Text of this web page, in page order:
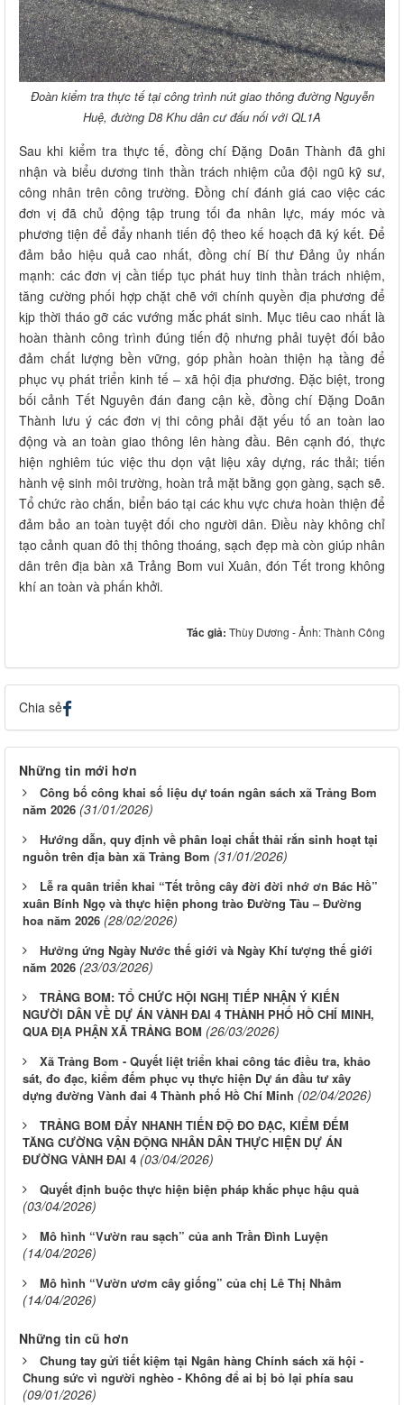
Đoàn kiểm tra thực tế tại công trình nút giao thông đường Nguyễn
Huệ, đường D8 Khu dân cư đấu nối với QL1A
Sau khi kiểm tra thực tế, đồng chí Đặng Doãn Thành đã ghi
nhận và biểu dương tinh thần trách nhiệm của đội ngũ kỹ sư,
công nhân trên công trường. Đồng chí đánh giá cao việc các
đơn vị đã chủ động tập trung tối đa nhân lực, máy móc và
phương tiện để đẩy nhanh tiến độ theo kế hoạch đã ký kết. Để
đảm bảo hiệu quả cao nhất, đồng chí Bí thư Đảng ủy nhấn
mạnh: các đơn vị cần tiếp tục phát huy tinh thần trách nhiệm,
tăng cường phối hợp chặt chẽ với chính quyền địa phương để
kịp thời tháo gỡ các vướng mắc phát sinh. Mục tiêu cao nhất là
hoàn thành công trình đúng tiến độ nhưng phải tuyệt đối bảo
đảm chất lượng bền vững, góp phần hoàn thiện hạ tầng để
phục vụ phát triển kinh tế – xã hội địa phương. Đặc biệt, trong
bối cảnh Tết Nguyên đán đang cận kề, đồng chí Đặng Doãn
Thành lưu ý các đơn vị thi công phải đặt yếu tố an toàn lao
động và an toàn giao thông lên hàng đầu. Bên cạnh đó, thực
hiện nghiêm túc việc thu dọn vật liệu xây dựng, rác thải; tiến
hành vệ sinh môi trường, hoàn trả mặt bằng gọn gàng, sạch sẽ.
Tổ chức rào chắn, biển báo tại các khu vực chưa hoàn thiện để
đảm bảo an toàn tuyệt đối cho người dân. Điều này không chỉ
tạo cảnh quan đô thị thông thoáng, sạch đẹp mà còn giúp nhân
dân trên địa bàn xã Trảng Bom vui Xuân, đón Tết trong không
khí an toàn và phấn khởi.
Tác giả: Thùy Dương - Ảnh: Thành Công
Chia sẻ
Những tin mới hơn
Công bố công khai số liệu dự toán ngân sách xã Trảng Bom
năm 2026 (31/01/2026)
Hướng dẫn, quy định về phân loại chất thải rắn sinh hoạt tại
nguồn trên địa bàn xã Trảng Bom (31/01/2026)
Lễ ra quân triển khai “Tết trồng cây đời đời nhớ ơn Bác Hồ”
xuân Bính Ngọ và thực hiện phong trào Đường Tàu – Đường
hoa năm 2026 (28/02/2026)
Hưởng ứng Ngày Nước thế giới và Ngày Khí tượng thế giới
năm 2026 (23/03/2026)
TRẢNG BOM: TỔ CHỨC HỘI NGHỊ TIẾP NHẬN Ý KIẾN
NGƯỜI DÂN VỀ DỰ ÁN VÀNH ĐAI 4 THÀNH PHỐ HỒ CHÍ MINH,
QUA ĐỊA PHẬN XÃ TRẢNG BOM (26/03/2026)
Xã Trảng Bom - Quyết liệt triển khai công tác điều tra, khảo
sát, đo đạc, kiểm đếm phục vụ thực hiện Dự án đầu tư xây
dựng đường Vành đai 4 Thành phố Hồ Chí Minh (02/04/2026)
TRẢNG BOM ĐẨY NHANH TIẾN ĐỘ ĐO ĐẠC, KIỂM ĐẾM
TĂNG CƯỜNG VẬN ĐỘNG NHÂN DÂN THỰC HIỆN DỰ ÁN
ĐƯỜNG VÀNH ĐAI 4 (03/04/2026)
Quyết định buộc thực hiện biện pháp khắc phục hậu quả
(03/04/2026)
Mô hình “Vườn rau sạch” của anh Trần Đình Luyện
(14/04/2026)
Mô hình “Vườn ươm cây giống” của chị Lê Thị Nhâm
(14/04/2026)
Những tin cũ hơn
Chung tay gửi tiết kiệm tại Ngân hàng Chính sách xã hội -
Chung sức vì người nghèo - Không để ai bị bỏ lại phía sau
(09/01/2026)